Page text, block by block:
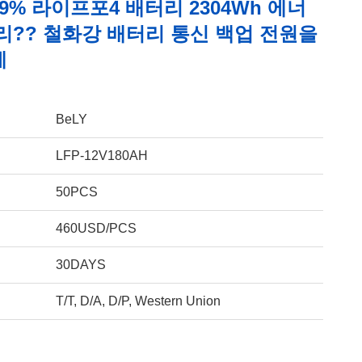
라이프포4 배터리 2304Wh 에너
?? 철화강 배터리 통신 백업 전원을
BeLY
LFP-12V180AH
50PCS
460USD/PCS
30DAYS
T/T, D/A, D/P, Western Union